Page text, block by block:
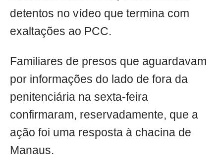
detentos no vídeo que termina com
exaltações ao PCC.
Familiares de presos que aguardavam
por informações do lado de fora da
penitenciária na sexta-feira
confirmaram, reservadamente, que a
ação foi uma resposta à chacina de
Manaus.